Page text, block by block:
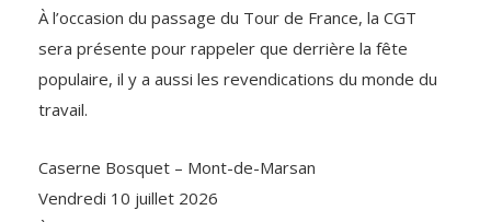
À l’occasion du passage du Tour de France, la CGT
sera présente pour rappeler que derrière la fête
populaire, il y a aussi les revendications du monde du
travail.
Caserne Bosquet – Mont-de-Marsan
Vendredi 10 juillet 2026